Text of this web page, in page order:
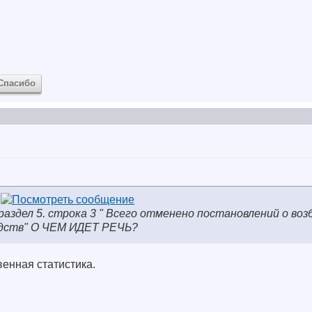
5. строка 3 " Всего отменено постановлений о
О ЧЕМ ИДЕТ РЕЧЬ?
статистика.